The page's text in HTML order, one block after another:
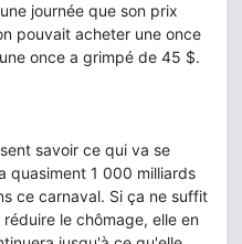
journée que son prix
pouvait acheter une once
once a grimpé de 45 $.
savoir ce qui va se
quasiment 1 000 milliards
ce carnaval. Si ça ne suffit
le chômage, elle en